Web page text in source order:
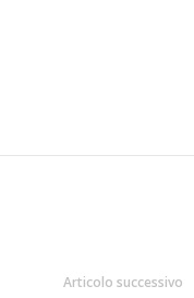
Articolo successivo